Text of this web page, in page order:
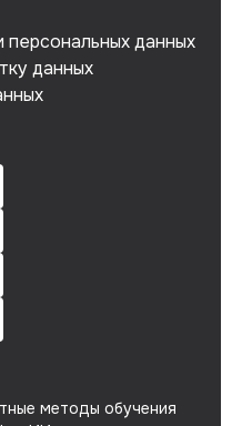
персональных данных
данных
методы обучения